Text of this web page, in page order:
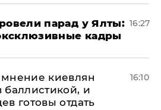
парад у Ялты:
кадры
16:27
киевлян
баллистикой, и
готовы отдать
16:10